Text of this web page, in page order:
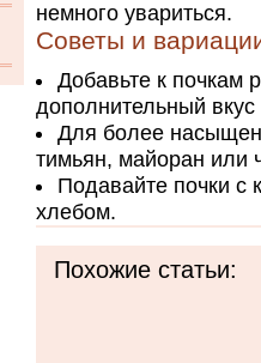
немного увариться.
Советы и
Добавьте к почкам
дополнительный
Для более
тимьян, майоран или
Подавайте почки с
хлебом.
Похожие статьи: